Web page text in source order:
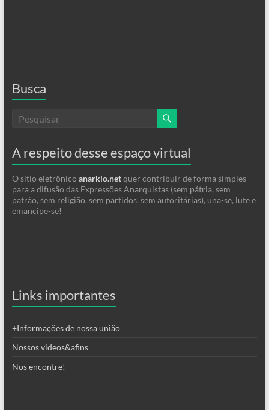
Busca
A respeito desse espaço virtual
O sitio eletrônico anarkio.netquer contribuir de forma simples
para a difusão das Expressões Anarquistas (sem pátria, sem
patrão, sem religião, sem partidos, sem autoritárias), una-se, lute e
emancipe-se!
Links importantes
+Informações de nossa união
Nossos videos&afins
Nos encontre!